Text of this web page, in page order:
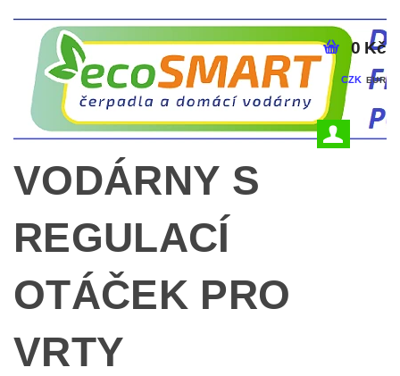
CZK EUR
0 Kč
VODÁRNY S
REGULACÍ
OTÁČEK PRO
VRTY